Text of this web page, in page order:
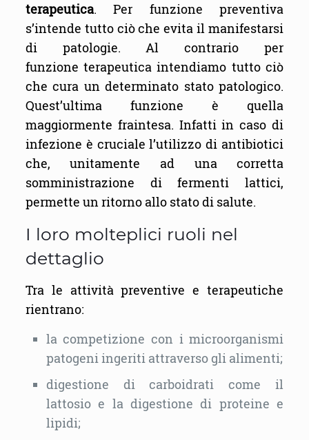
terapeutica. Per funzione preventiva
s’intende tutto ciò che evita il manifestarsi
di patologie. Al contrario per
funzione terapeutica intendiamo tutto ciò
che cura un determinato stato patologico.
Quest’ultima funzione è quella
maggiormente fraintesa. Infatti in caso di
infezione è cruciale l’utilizzo di antibiotici
che, unitamente ad una corretta
somministrazione di fermenti lattici,
permette un ritorno allo stato di salute.
I loro molteplici ruoli nel
dettaglio
Tra le attività preventive e terapeutiche
rientrano:
la competizione con i microorganismi
patogeni ingeriti attraverso gli alimenti;
digestione di carboidrati come il
lattosio e la digestione di proteine e
lipidi;